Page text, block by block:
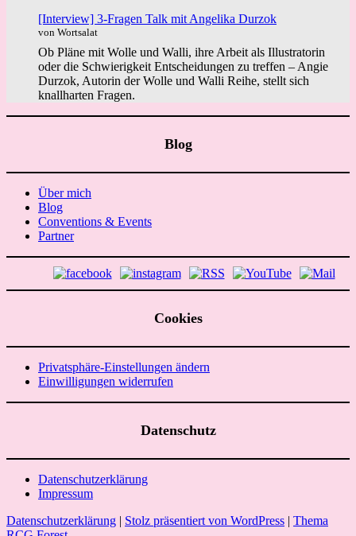
[Interview] 3-Fragen Talk mit Angelika Durzok
von Wortsalat
Ob Pläne mit Wolle und Walli, ihre Arbeit als Illustratorin
oder die Schwierigkeit Entscheidungen zu treffen – Angie
Durzok, Autorin der Wolle und Walli Reihe, stellt sich
knallharten Fragen.
Blog
Über mich
Blog
Conventions & Events
Partner
Cookies
Privatsphäre-Einstellungen ändern
Einwilligungen widerrufen
Datenschutz
Datenschutzerklärung
Impressum
Datenschutzerklärung | Stolz präsentiert von WordPress | Thema